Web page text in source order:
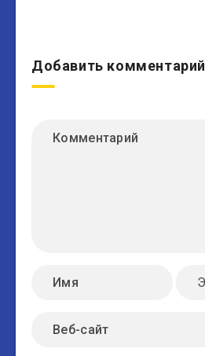
Добавить комментарий